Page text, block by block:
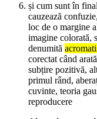
și cum sunt în
cauzează
loc de o margine
imagine colorată,
denumită
corectat când
subțire pozitivă,
primul rând,
cuvinte, teoria
reproducere